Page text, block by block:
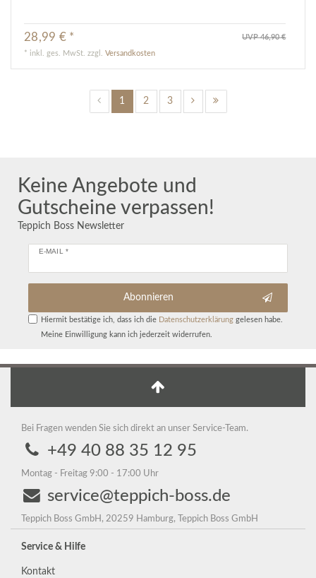
UVP 46,90 €
28,99 € *
* inkl. ges. MwSt. zzgl.Versandkosten
1 2 3
Keine Angebote und
Gutscheine verpassen!
Teppich Boss Newsletter
E-MAIL *
Abonnieren
Hiermit bestätige ich, dass ich die Daten­schutz­erklärunggelesen habe.
Meine Einwilligung kann ich jederzeit widerrufen.
Bei Fragen wenden Sie sich direkt an unser Service-Team.
+49 40 88 35 12 95
Montag - Freitag 9:00 - 17:00 Uhr
service@teppich-boss.de
Teppich Boss GmbH, 20259 Hamburg, Teppich Boss GmbH
Service & Hilfe
Kontakt